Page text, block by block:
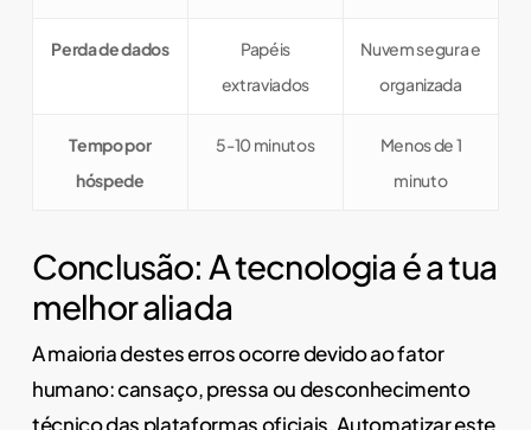
Perda de dados
Papéis
extraviados
Nuvem segura e
organizada
Tempo por
hóspede
5-10 minutos
Menos de 1
minuto
Conclusão: A tecnologia é a tua
melhor aliada
A maioria destes erros ocorre devido ao fator
humano: cansaço, pressa ou desconhecimento
técnico das plataformas oficiais. Automatizar este